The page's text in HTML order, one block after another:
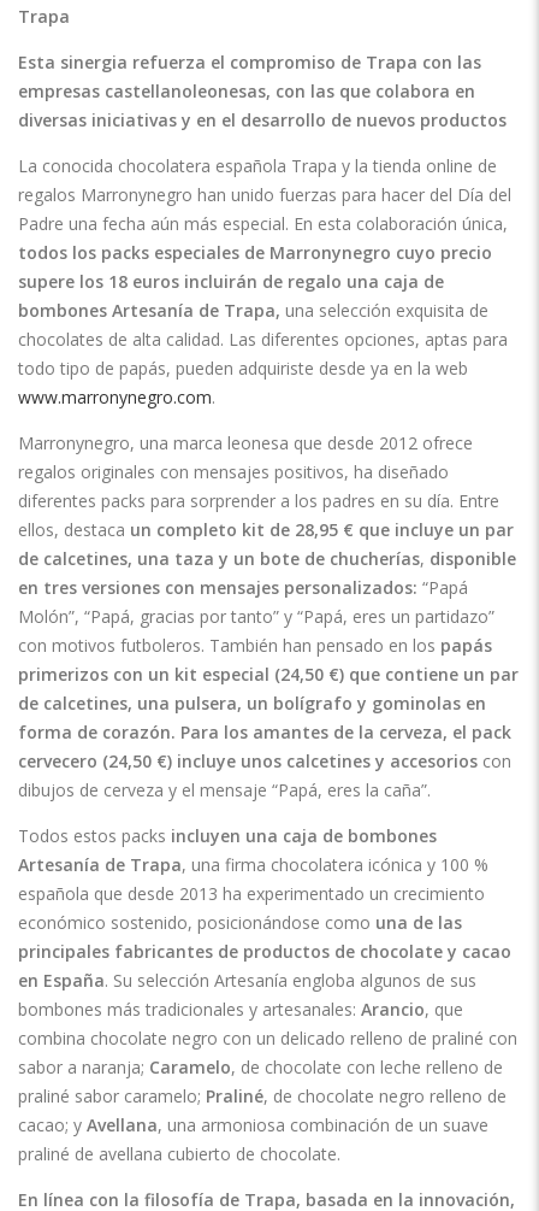
Trapa
Esta sinergia refuerza el compromiso de Trapa con las
empresas castellanoleonesas, con las que colabora en
diversas iniciativas y en el desarrollo de nuevos productos
La conocida chocolatera española Trapa y la tienda online de
regalos Marronynegro han unido fuerzas para hacer del Día del
Padre una fecha aún más especial. En esta colaboración única,
todos los packs especiales de Marronynegro cuyo precio
supere los 18 euros incluirán de regalo una caja de
bombones Artesanía de Trapa, una selección exquisita de
chocolates de alta calidad. Las diferentes opciones, aptas para
todo tipo de papás, pueden adquiriste desde ya en la web
www.marronynegro.com.
Marronynegro, una marca leonesa que desde 2012 ofrece
regalos originales con mensajes positivos, ha diseñado
diferentes packs para sorprender a los padres en su día. Entre
ellos, destaca un completo kit de 28,95 € que incluye un par
de calcetines, una taza y un bote de chucherías, disponible
en tres versiones con mensajes personalizados: “Papá
Molón”, “Papá, gracias por tanto” y “Papá, eres un partidazo”
con motivos futboleros. También han pensado en los papás
primerizos con un kit especial (24,50 €) que contiene un par
de calcetines, una pulsera, un bolígrafo y gominolas en
forma de corazón. Para los amantes de la cerveza, el pack
cervecero (24,50 €) incluye unos calcetines y accesorios con
dibujos de cerveza y el mensaje “Papá, eres la caña”.
Todos estos packs incluyen una caja de bombones
Artesanía de Trapa, una firma chocolatera icónica y 100 %
española que desde 2013 ha experimentado un crecimiento
económico sostenido, posicionándose como una de las
principales fabricantes de productos de chocolate y cacao
en España. Su selección Artesanía engloba algunos de sus
bombones más tradicionales y artesanales: Arancio, que
combina chocolate negro con un delicado relleno de praliné con
sabor a naranja; Caramelo, de chocolate con leche relleno de
praliné sabor caramelo; Praliné, de chocolate negro relleno de
cacao; y Avellana, una armoniosa combinación de un suave
praliné de avellana cubierto de chocolate.
En línea con la filosofía de Trapa, basada en la innovación,